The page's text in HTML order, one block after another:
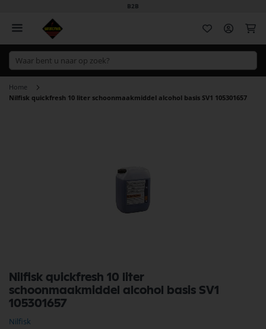
B2B
Home
Nilfisk quickfresh 10 liter schoonmaakmiddel alcohol basis SV1 105301657
Nilfisk quickfresh 10 liter
schoonmaakmiddel alcohol basis SV1
105301657
Nilfisk
naar
het
begin
de